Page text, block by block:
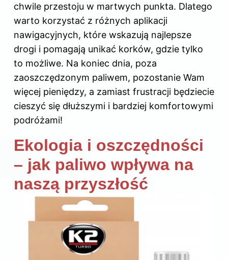
chwile przestoju w martwych punkta. Dlatego
warto korzystać z różnych aplikacji
nawigacyjnych, które wskazują najlepsze
drogi i pomagają unikać korków, gdzie tylko
to możliwe. Na koniec dnia, poza
zaoszczędzonym paliwem, pozostanie Wam
więcej pieniędzy, a zamiast frustracji będziecie
cieszyć się dłuższymi i bardziej komfortowymi
podróżami!
Ekologia i oszczędności
– jak paliwo wpływa na
naszą przyszłość